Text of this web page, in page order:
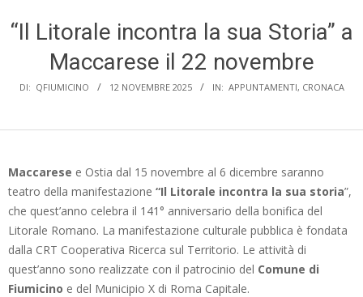
Menu
“Il Litorale incontra la sua Storia” a
Maccarese il 22 novembre
DI: QFIUMICINO 12 NOVEMBRE 2025 IN: APPUNTAMENTI, CRONACA
Maccarese e Ostia dal 15 novembre al 6 dicembre saranno
teatro della manifestazione “Il Litorale incontra la sua storia”,
che quest’anno celebra il 141° anniversario della bonifica del
Litorale Romano. La manifestazione culturale pubblica è fondata
dalla CRT Cooperativa Ricerca sul Territorio. Le attività di
quest’anno sono realizzate con il patrocinio del Comune di
Fiumicino e del Municipio X di Roma Capitale.